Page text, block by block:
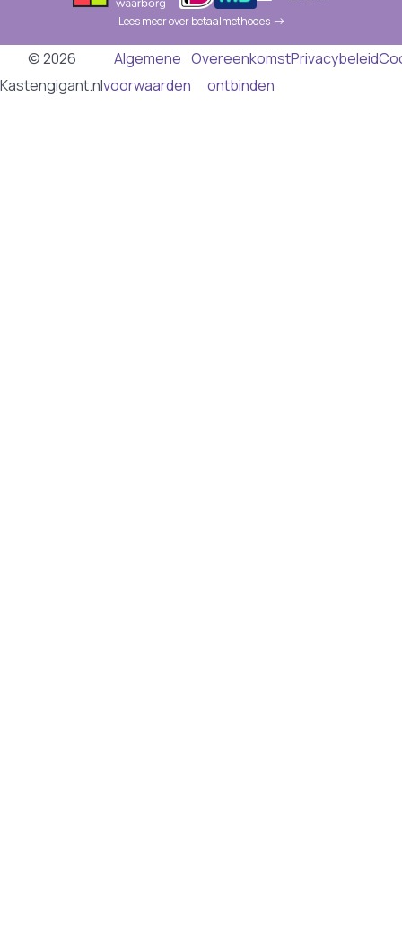
Lees meer over betaalmethodes
© 2026
Kastengigant.nl
Algemene
voorwaarden
Overeenkomst
ontbinden
Privacybeleid